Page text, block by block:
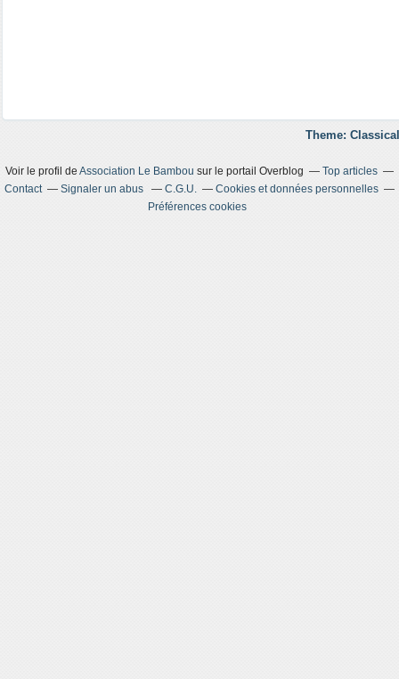
Theme:
Voir le profil de Association Le Bambou sur le portail Overblog
Top articles
Contact
Signaler un abus C.G.U.
Cookies et données personnelles
Préférences cookies